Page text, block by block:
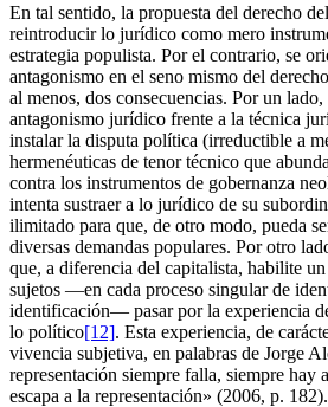
En tal sentido, la propuesta del derecho
reintroducir lo jurídico como mero
estrategia populista. Por el contrario, se
antagonismo en el seno mismo del
al menos, dos consecuencias. Por un
antagonismo jurídico frente a la técnica
instalar la disputa política (irreductible a
hermenéuticas de tenor técnico que
contra los instrumentos de gobernanza
intenta sustraer a lo jurídico de su
ilimitado para que, de otro modo, pueda
diversas demandas populares. Por otro
que, a diferencia del capitalista, habilite
sujetos —en cada proceso singular de
identificación— pasar por la experiencia
lo político[12]. Esta experiencia, de
vivencia subjetiva, en palabras de Jorge
representación siempre falla, siempre hay
escapa a la representación» (2006, p. 182).